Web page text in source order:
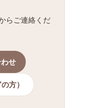
らご連絡くだ
せ
方）